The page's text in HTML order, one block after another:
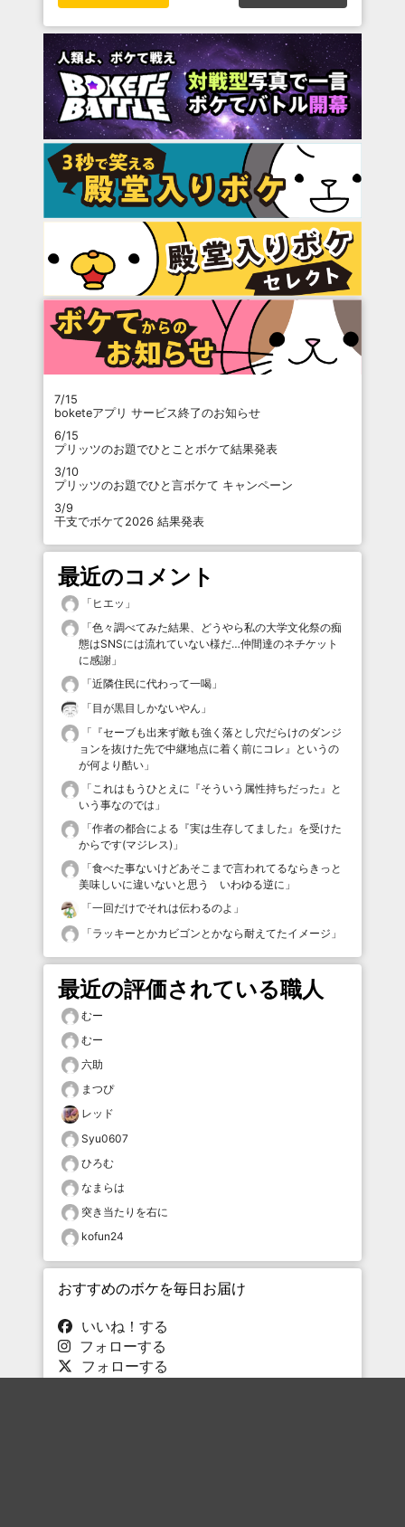
7/15
boketeアプリ サービス終了のお知らせ
6/15
プリッツのお題でひとことボケて結果発表
3/10
プリッツのお題でひと言ボケて キャンペーン
3/9
干支でボケて2026 結果発表
最近のコメント
「 ヒエッ 」
「色々調べてみた結果、どうやら私の大学文化祭の痴
態はSNSには流れていない様だ…仲間達のネチケット
に感謝 」
「近隣住民に代わって一喝 」
「目が黒目しかないやん 」
「 『セーブも出来ず敵も強く落とし穴だらけのダンジ
ョンを抜けた先で中継地点に着く前にコレ』というの
が何より酷い 」
「これはもうひとえに『そういう属性持ちだった』と
いう事なのでは 」
「作者の都合による『実は生存してました』を受けた
からです(マジレス) 」
「食べた事ないけどあそこまで言われてるならきっと
美味しいに違いないと思う いわゆる逆に 」
「一回だけでそれは伝わるのよ 」
「ラッキーとかカビゴンとかなら耐えてたイメージ 」
最近の評価されている職人
むー
むー
六助
まつぴ
レッド
Syu0607
ひろむ
なまらは
突き当たりを右に
kofun24
おすすめのボケを毎日お届け
いいね！する
フォローする
フォローする